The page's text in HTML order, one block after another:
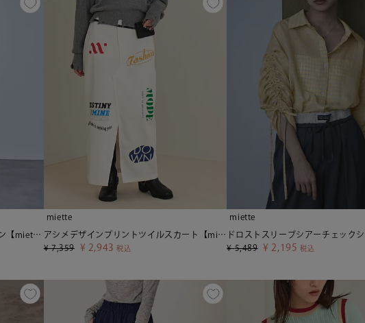
ギャザーパラシュートオールインワン【miette ミエット】
miette
アシメデザインプリントツイルスカート【miette ミエット】
¥ 7,359 ¥ 2,943 税込
miette
¥ 5,489 ¥ 2,195 税込